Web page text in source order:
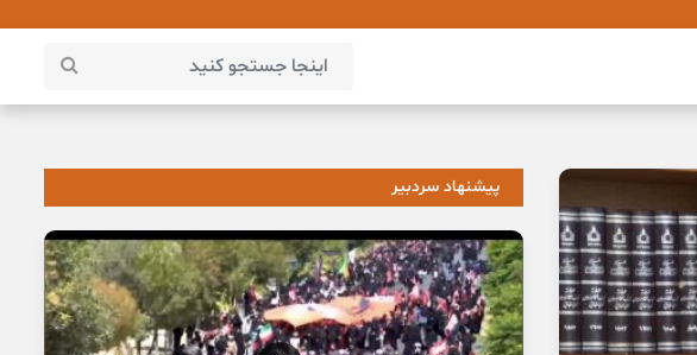
پیشنهاد سردبیر